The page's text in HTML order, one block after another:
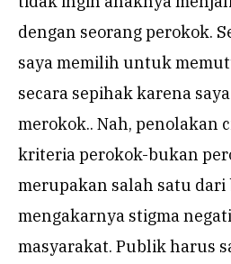
dengan seorang perokok.
saya memilih untuk
secara sepihak karena
merokok.. Nah, penolakan
kriteria perokok-bukan
merupakan salah satu
mengakarnya stigma
masyarakat. Publik harus